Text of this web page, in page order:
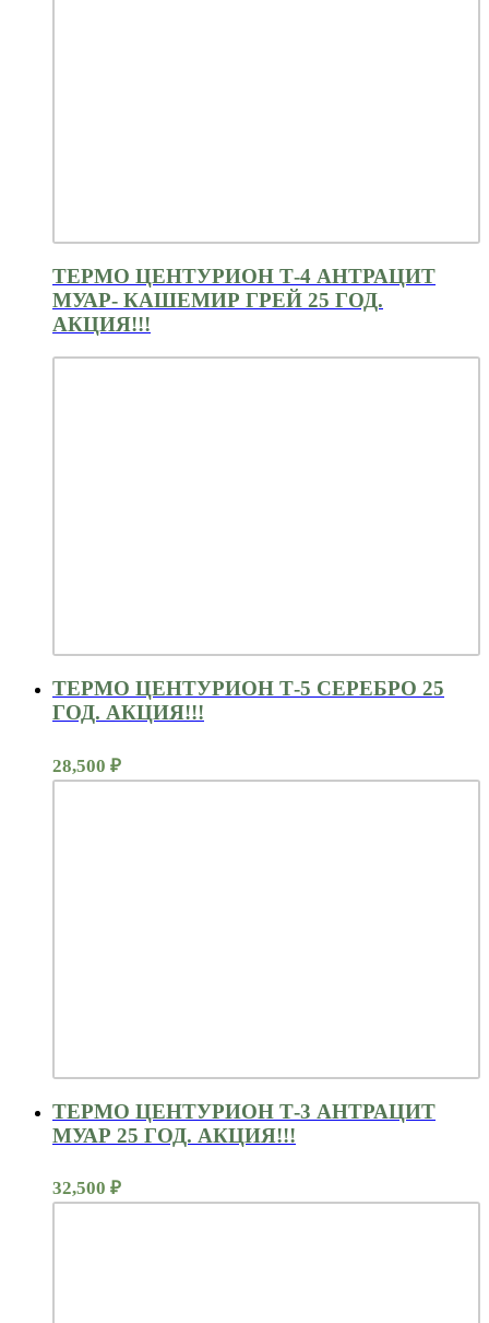
ТЕРМО ЦЕНТУРИОН Т-4 АНТРАЦИТ
МУАР- КАШЕМИР ГРЕЙ 25 ГОД.
АКЦИЯ!!!
ТЕРМО ЦЕНТУРИОН Т-5 СЕРЕБРО 25
ГОД. АКЦИЯ!!!
28,500 ₽
ТЕРМО ЦЕНТУРИОН Т-3 АНТРАЦИТ
МУАР 25 ГОД. АКЦИЯ!!!
32,500 ₽